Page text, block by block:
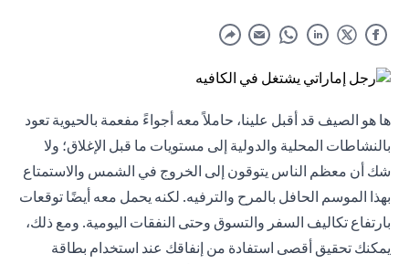
ها هو الصيف قد أقبل علينا، حاملاً معه أجواءً مفعمة بالحيوية تعود
بالنشاطات المحلية والدولية إلى مستويات ما قبل الإغلاق؛ ولا
شك أن معظم الناس يتوقون إلى الخروج في الشمس والاستمتاع
بهذا الموسم الحافل بالمرح والترفيه. لكنه يحمل معه أيضًا توقعات
بارتفاع تكاليف السفر والتسوق وحتى النفقات اليومية. ومع ذلك،
يمكنك تحقيق أقصى استفادة من إنفاقك عند استخدام بطاقة